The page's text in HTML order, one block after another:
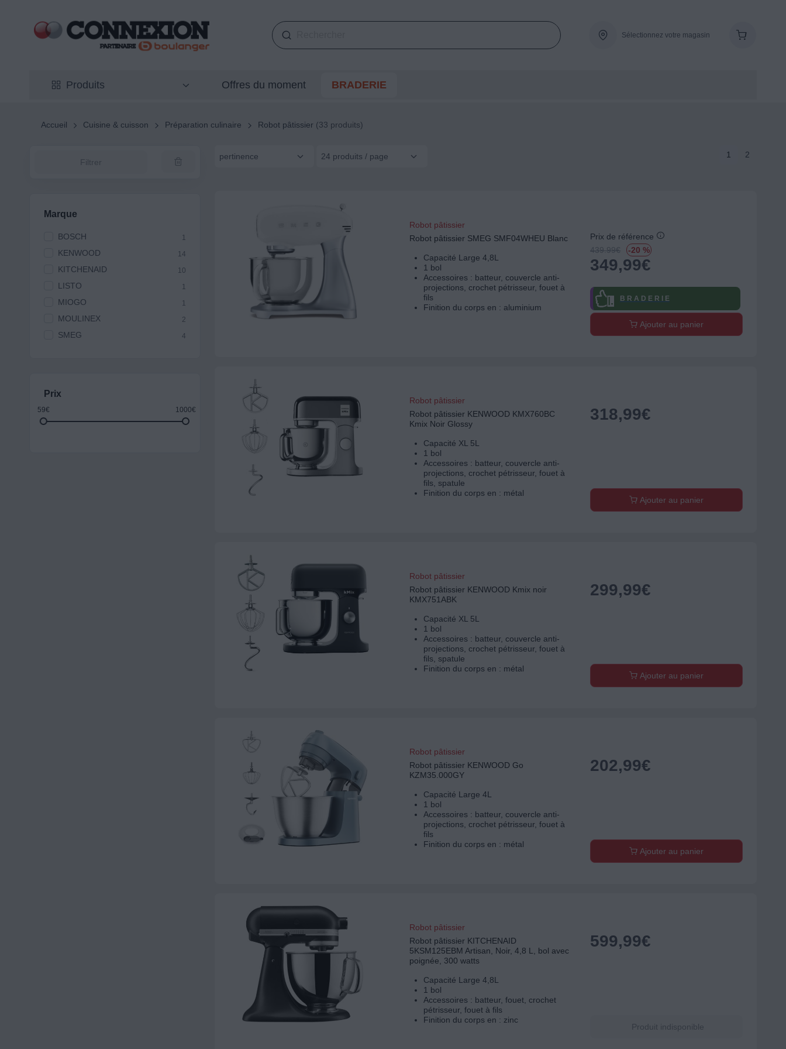
Sélectionnez votre magasin
Produits Offres du moment BRADERIE
Accueil Cuisine & cuisson Préparation culinaire Robot pâtissier (33 produits)
Filtrer
Marque
BOSCH 1
KENWOOD 14
KITCHENAID 10
LISTO 1
MIOGO 1
MOULINEX 2
SMEG 4
Prix
59€ 1000€
pertinence 24 produits / page 1 2
Robot pâtissier
Robot pâtissier SMEG SMF04WHEU Blanc
Capacité Large 4,8L
1 bol
Accessoires : batteur, couvercle anti-
projections, crochet pétrisseur, fouet à
fils
Finition du corps en : aluminium
Prix de référence
439.99€ -20 %
349,99€
B R A D E R I E
Ajouter au panier
Robot pâtissier
Robot pâtissier KENWOOD KMX760BC
Kmix Noir Glossy
Capacité XL 5L
1 bol
Accessoires : batteur, couvercle anti-
projections, crochet pétrisseur, fouet à
fils, spatule
Finition du corps en : métal
318,99€
Ajouter au panier
Robot pâtissier
Robot pâtissier KENWOOD Kmix noir
KMX751ABK
Capacité XL 5L
1 bol
Accessoires : batteur, couvercle anti-
projections, crochet pétrisseur, fouet à
fils, spatule
Finition du corps en : métal
299,99€
Ajouter au panier
Robot pâtissier
Robot pâtissier KENWOOD Go
KZM35.000GY
Capacité Large 4L
1 bol
Accessoires : batteur, couvercle anti-
projections, crochet pétrisseur, fouet à
fils
Finition du corps en : métal
202,99€
Ajouter au panier
Robot pâtissier
Robot pâtissier KITCHENAID
5KSM125EBM Artisan, Noir, 4,8 L, bol avec
poignée, 300 watts
Capacité Large 4,8L
1 bol
Accessoires : batteur, fouet, crochet
pétrisseur, fouet à fils
Finition du corps en : zinc
599,99€
Produit indisponible